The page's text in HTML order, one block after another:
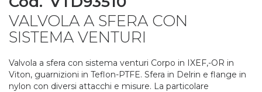
VALVOLA A SFERA CON
SISTEMA VENTURI
Valvola a sfera con sistema venturi Corpo in IXEF,-OR in
Viton, guarnizioni in Teflon-PTFE. Sfera in Delrin e flange in
nylon con diversi attacchi e misure. La particolare
to
the
beginning
of
images
gallery